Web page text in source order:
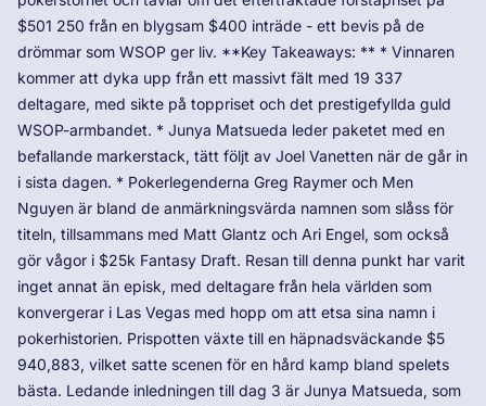
$501 250 från en blygsam $400 inträde - ett bevis på de
drömmar som WSOP ger liv. **Key Takeaways: ** * Vinnaren
kommer att dyka upp från ett massivt fält med 19 337
deltagare, med sikte på toppriset och det prestigefyllda guld
WSOP-armbandet. * Junya Matsueda leder paketet med en
befallande markerstack, tätt följt av Joel Vanetten när de går in
i sista dagen. * Pokerlegenderna Greg Raymer och Men
Nguyen är bland de anmärkningsvärda namnen som slåss för
titeln, tillsammans med Matt Glantz och Ari Engel, som också
gör vågor i $25k Fantasy Draft. Resan till denna punkt har varit
inget annat än episk, med deltagare från hela världen som
konvergerar i Las Vegas med hopp om att etsa sina namn i
pokerhistorien. Prispotten växte till en häpnadsväckande $5
940,883, vilket satte scenen för en hård kamp bland spelets
bästa. Ledande inledningen till dag 3 är Junya Matsueda, som